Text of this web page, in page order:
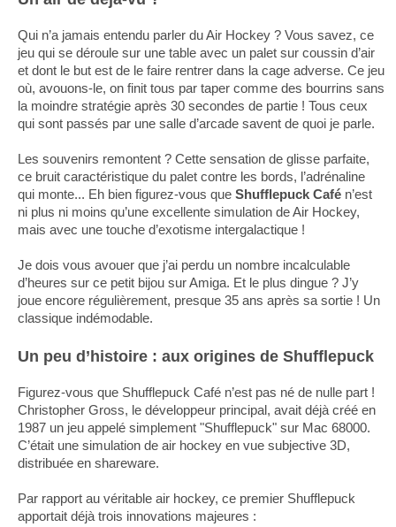
Qui n’a jamais entendu parler du Air Hockey ? Vous savez, ce
jeu qui se déroule sur une table avec un palet sur coussin d’air
et dont le but est de le faire rentrer dans la cage adverse. Ce jeu
où, avouons-le, on finit tous par taper comme des bourrins sans
la moindre stratégie après 30 secondes de partie ! Tous ceux
qui sont passés par une salle d’arcade savent de quoi je parle.
Les souvenirs remontent ? Cette sensation de glisse parfaite,
ce bruit caractéristique du palet contre les bords, l’adrénaline
qui monte... Eh bien figurez-vous que Shufflepuck Café n’est
ni plus ni moins qu’une excellente simulation de Air Hockey,
mais avec une touche d’exotisme intergalactique !
Je dois vous avouer que j’ai perdu un nombre incalculable
d’heures sur ce petit bijou sur Amiga. Et le plus dingue ? J’y
joue encore régulièrement, presque 35 ans après sa sortie ! Un
classique indémodable.
Un peu d’histoire : aux origines de Shufflepuck
Figurez-vous que Shufflepuck Café n’est pas né de nulle part !
Christopher Gross, le développeur principal, avait déjà créé en
1987 un jeu appelé simplement "Shufflepuck" sur Mac 68000.
C’était une simulation de air hockey en vue subjective 3D,
distribuée en shareware.
Par rapport au véritable air hockey, ce premier Shufflepuck
apportait déjà trois innovations majeures :